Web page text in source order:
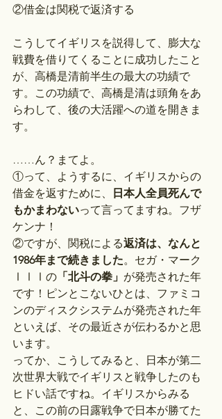
②借金は関税で返済する
こうしてイギリスを説得して、膨大な
戦費を借りてくることに成功したこと
が、高橋是清前半生の最大の功績で
す。この功績で、高橋是清は頭角をあ
らわして、後の大活躍への道を開きま
す。
……ん？まてよ。
①って、ようするに、イギリスからの
借金を返すために、
日本人全員死んで
もかまわないって言ってますね。フザ
ケンナ！
②ですが、関税による返済は、なんと
1986年まで続きました。セガ・マーク
ⅠⅠⅠの 「北斗の拳」 が発売された年
です！ピンとこないひとは、ファミコ
ンのディスクシステムが発売された年
といえば、その最近さが伝わるかと思
います。
ってか、こうしてみると、日本が第二
次世界大戦でイギリスと戦争したのも
ヒドい話ですね。イギリスからみる
と、この前の日露戦争で日本が勝てた